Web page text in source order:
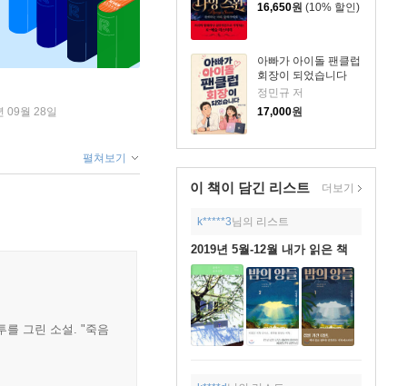
16,650원 (10% 할인)
아빠가 아이돌 팬클럽
회장이 되었습니다
정민규 저
17,000원
이 책이 담긴 리스트 더보기
k*****3님의 리스트
2019년 5월-12월 내가 읽은 책
09월 28일
펼쳐보기
를 그린 소설. "죽음